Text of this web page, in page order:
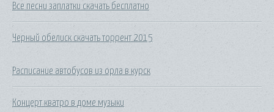
Все песни заплатки скачать бесплатно
Черный обелиск скачать торрент 2015
Расписание автобусов из орла в курск
Концерт кватро в доме музыки